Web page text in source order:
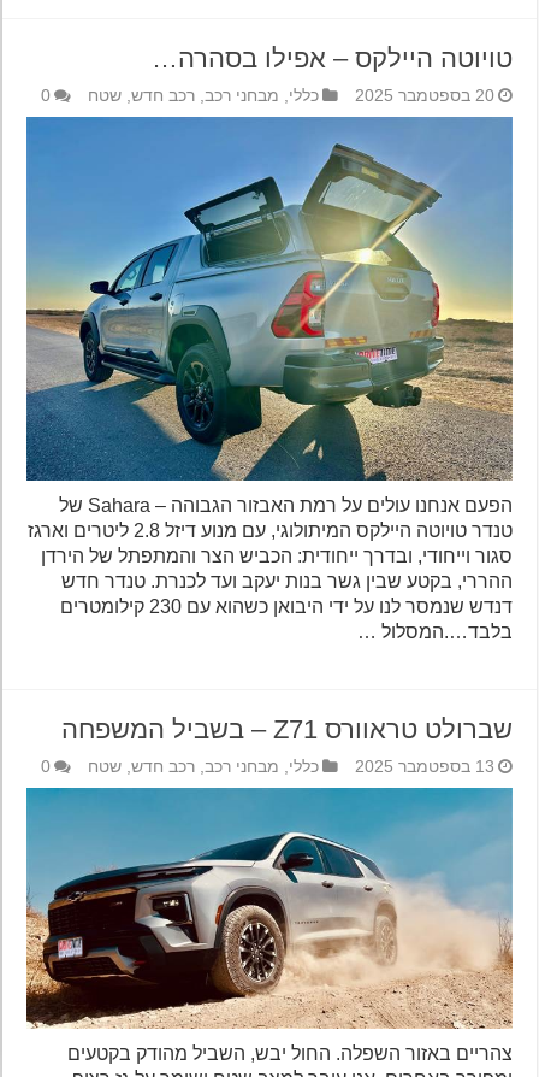
טויוטה היילקס – אפילו בסהרה…
20 בספטמבר 2025 כללי,מבחני רכב,רכב חדש,שטח 0
הפעם אנחנו עולים על רמת האבזור הגבוהה – Sahara של
טנדר טויוטה היילקס המיתולוגי, עם מנוע דיזל 2.8 ליטרים וארגז
סגור וייחודי, ובדרך ייחודית: הכביש הצר והמתפתל של הירדן
ההררי, בקטע שבין גשר בנות יעקב ועד לכנרת. טנדר חדש
דנדש שנמסר לנו על ידי היבואן כשהוא עם 230 קילומטרים
בלבד….המסלול …
שברולט טראוורס Z71 – בשביל המשפחה
13 בספטמבר 2025 כללי,מבחני רכב,רכב חדש,שטח 0
צהריים באזור השפלה. החול יבש, השביל מהודק בקטעים